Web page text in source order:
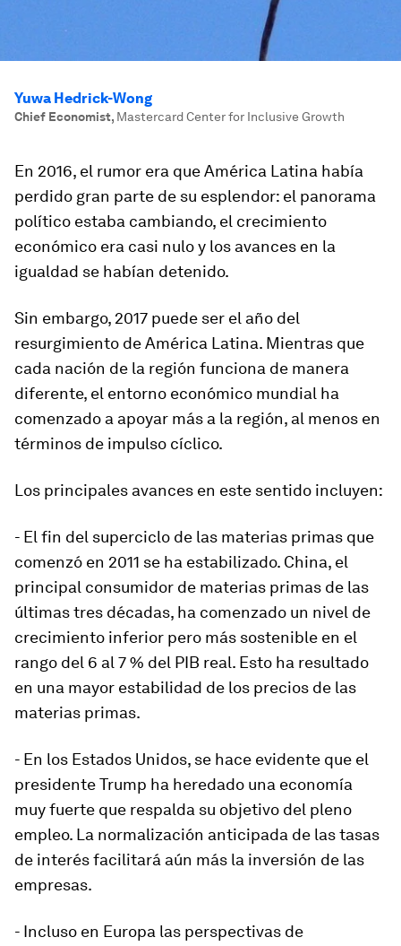
Yuwa Hedrick-Wong
Chief Economist, Mastercard Center for Inclusive Growth
En 2016, el rumor era que América Latina había
perdido gran parte de su esplendor: el panorama
político estaba cambiando, el crecimiento
económico era casi nulo y los avances en la
igualdad se habían detenido.
Sin embargo, 2017 puede ser el año del
resurgimiento de América Latina. Mientras que
cada nación de la región funciona de manera
diferente, el entorno económico mundial ha
comenzado a apoyar más a la región, al menos en
términos de impulso cíclico.
Los principales avances en este sentido incluyen:
- El fin del superciclo de las materias primas que
comenzó en 2011 se ha estabilizado. China, el
principal consumidor de materias primas de las
últimas tres décadas, ha comenzado un nivel de
crecimiento inferior pero más sostenible en el
rango del 6 al 7 % del PIB real. Esto ha resultado
en una mayor estabilidad de los precios de las
materias primas.
- En los Estados Unidos, se hace evidente que el
presidente Trump ha heredado una economía
muy fuerte que respalda su objetivo del pleno
empleo. La normalización anticipada de las tasas
de interés facilitará aún más la inversión de las
empresas.
- Incluso en Europa las perspectivas de